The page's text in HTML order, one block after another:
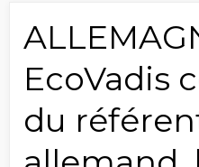
EcoVadis
du